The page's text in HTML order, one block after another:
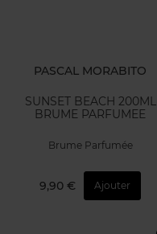
PASCAL MORABITO
SUNSET BEACH 200ML
BRUME PARFUMEE
Brume Parfumée
9,90 € Ajouter